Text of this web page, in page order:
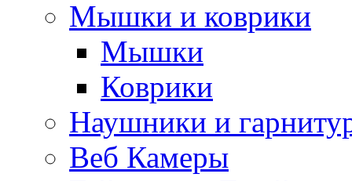
Мышки и коврики
Мышки
Коврики
Наушники и
Веб Камеры